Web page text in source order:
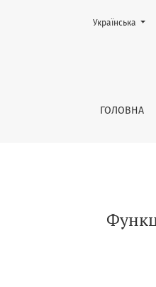
ГОЛОВНА
Змінити мову.
Українська